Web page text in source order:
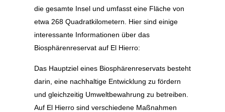
die gesamte Insel und umfasst eine Fläche von
etwa 268 Quadratkilometern. Hier sind einige
interessante Informationen über das
Biosphärenreservat auf El Hierro:
Das Hauptziel eines Biosphärenreservats besteht
darin, eine nachhaltige Entwicklung zu fördern
und gleichzeitig Umweltbewahrung zu betreiben.
Auf El Hierro sind verschiedene Maßnahmen